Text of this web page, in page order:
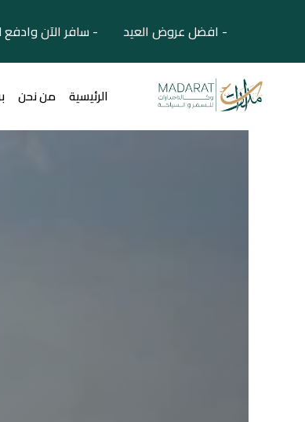
- افضل عروض العيد - سافر الآن وادفع
الرئيسية من نحن